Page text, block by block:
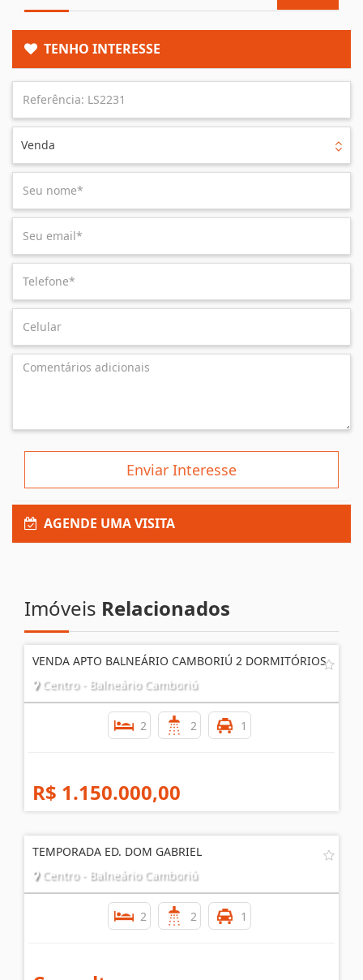
TENHO INTERESSE
Venda
Enviar Interesse
AGENDE UMA VISITA
Imóveis Relacionados
VENDA APTO BALNEÁRIO CAMBORIÚ 2 DORMITÓRIOS
Centro - Balneário Camboriú
2 2 1
R$ 1.150.000,00
TEMPORADA ED. DOM GABRIEL
Centro - Balneário Camboriú
2 2 1